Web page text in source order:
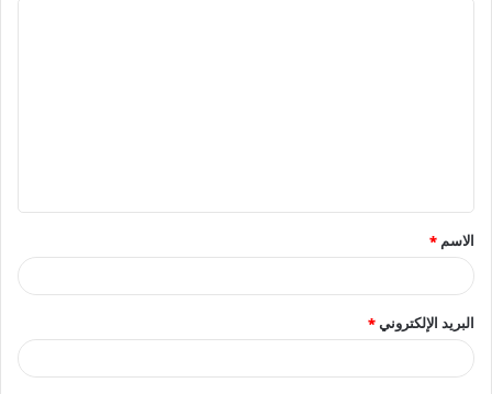
ق
*
الاسم *
البريد الإلكتروني*